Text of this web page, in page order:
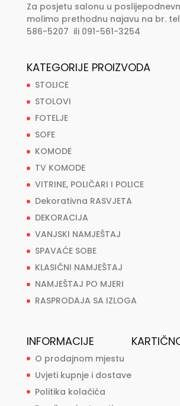
Za posjetu salonu u
molimo prethodnu najavu na br.
586-5207 ili 091-561-3254
KATEGORIJE PROIZVODA
STOLICE
STOLOVI
FOTELJE
SOFE
KOMODE
TV KOMODE
VITRINE, POLIČARI I POLICE
Dekorativna RASVJETA
DEKORACIJA
VANJSKI NAMJEŠTAJ
SPAVAĆE SOBE
KLASIČNI NAMJEŠTAJ
NAMJEŠTAJ PO MJERI
RASPRODAJA SA IZLOGA
INFORMACIJE
O prodajnom mjestu
Uvjeti kupnje i dostave
Politika kolačića